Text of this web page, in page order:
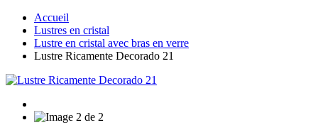
Accueil
Lustres en cristal
Lustre en cristal avec bras en verre
Lustre Ricamente Decorado 21